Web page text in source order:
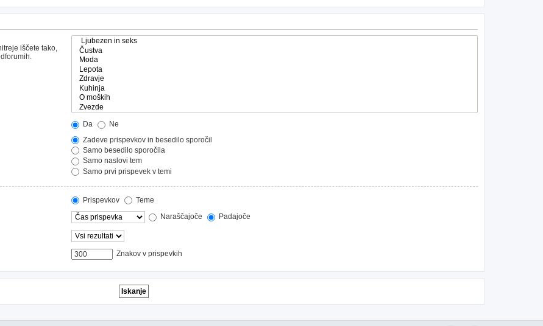
iščete tako,
Da
Ne
Zadeve prispevkov in besedilo sporočil
Samo besedilo sporočila
Samo naslovi tem
Samo prvi prispevek v temi
Prispevkov
Teme
Naraščajoče Padajoče
Znakov v prispevkih